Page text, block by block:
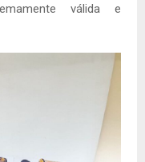
válida e